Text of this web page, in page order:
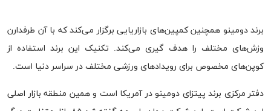
برند دومینو همچنین کمپین‌های بازاریایی برگزار می‌کند که با آن طرفدارن
وزش‌های مختلف را هدف گیری می‌کند. تکنیک این برند استفاده از
کوپن‌های مخصوص برای رویدادهای ورزشی مختلف در سراسر دنیا است.
دفتر مرکزی برند پیتزای دومینو در آمریکا است و همین منطقه بازار اصلی